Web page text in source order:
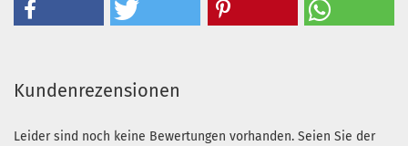
Kundenrezensionen
Leider sind noch keine Bewertungen vorhanden. Seien Sie der